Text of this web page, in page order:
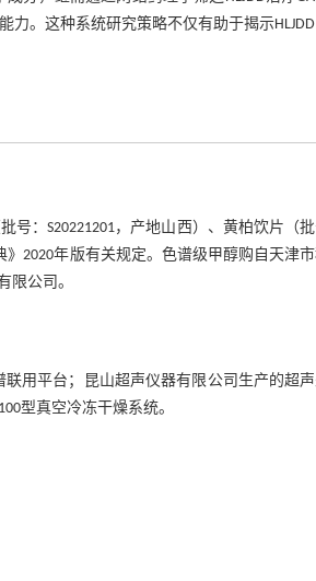
。这种系统研究策略不仅有助于揭示
：S20221201，产地山西）、黄柏饮片（批
2020年版有关规定。色谱级甲醇购自天津
限公司。
谱联用平台；昆山超声仪器有限公司生产的超
型真空冷冻干燥系统。